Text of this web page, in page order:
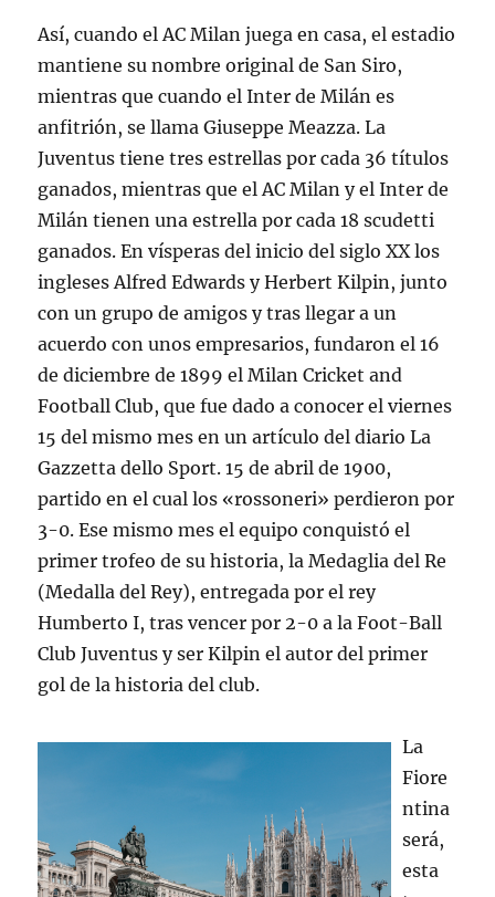
Así, cuando el AC Milan juega en casa, el estadio
mantiene su nombre original de San Siro,
mientras que cuando el Inter de Milán es
anfitrión, se llama Giuseppe Meazza. La
Juventus tiene tres estrellas por cada 36 títulos
ganados, mientras que el AC Milan y el Inter de
Milán tienen una estrella por cada 18 scudetti
ganados. En vísperas del inicio del siglo XX los
ingleses Alfred Edwards y Herbert Kilpin, junto
con un grupo de amigos y tras llegar a un
acuerdo con unos empresarios, fundaron el 16
de diciembre de 1899 el Milan Cricket and
Football Club, que fue dado a conocer el viernes
15 del mismo mes en un artículo del diario La
Gazzetta dello Sport. 15 de abril de 1900,
partido en el cual los «rossoneri» perdieron por
3-0. Ese mismo mes el equipo conquistó el
primer trofeo de su historia, la Medaglia del Re
(Medalla del Rey), entregada por el rey
Humberto I, tras vencer por 2-0 a la Foot-Ball
Club Juventus y ser Kilpin el autor del primer
gol de la historia del club.
La
Fiore
ntina
será,
esta